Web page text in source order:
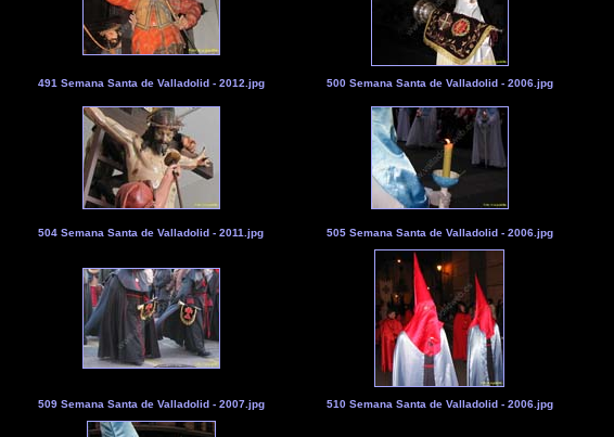
491 Semana Santa de Valladolid - 2012.jpg 500 Semana Santa de Valladolid - 2006.jpg
504 Semana Santa de Valladolid - 2011.jpg 505 Semana Santa de Valladolid - 2006.jpg
509 Semana Santa de Valladolid - 2007.jpg 510 Semana Santa de Valladolid - 2006.jpg